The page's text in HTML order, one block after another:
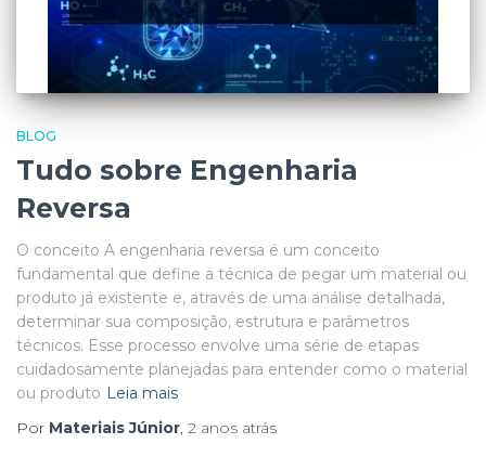
BLOG
Tudo sobre Engenharia
Reversa
O conceito A engenharia reversa é um conceito
fundamental que define a técnica de pegar um material ou
produto já existente e, através de uma análise detalhada,
determinar sua composição, estrutura e parâmetros
técnicos. Esse processo envolve uma série de etapas
cuidadosamente planejadas para entender como o material
ou produto Leia mais
Por Materiais Júnior, 2 anos atrás